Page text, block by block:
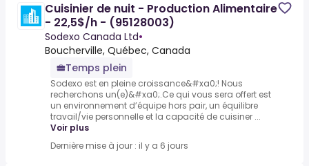
Cuisinier de nuit - Production Alimentaire
- 22,5$/h - (95128003)
Sodexo Canada Ltd•
Boucherville, Québec, Canada
Temps plein
Sodexo est en pleine croissance&#xa0;! Nous
recherchons un(e)&#xa0;.Ce qui vous sera offert est
un environnement d’équipe hors pair, un équilibre
travail/vie personnelle et la capacité de cuisiner ...
Voir plus
Dernière mise à jour : il y a 6 jours